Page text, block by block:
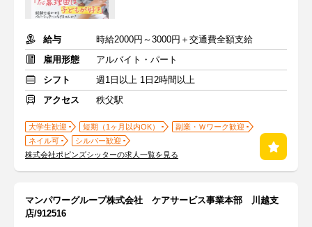
給与
時給2000円～3000円＋交通費全額支給
雇用形態
アルバイト・パート
シフト
週1日以上 1日2時間以上
アクセス
秩父駅
大学生歓迎 短期（1ヶ月以内OK）
副業・Ｗワーク歓迎
ネイル可
シルバー歓迎
株式会社ポピンズシッターの求人一覧を見る
マンパワーグループ株式会社 ケアサービス事業本部 川越支
店/912516